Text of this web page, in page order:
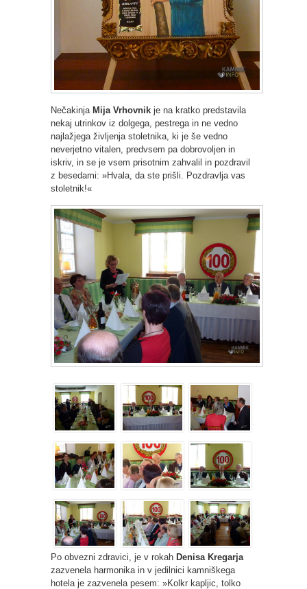
Nečakinja Mija Vrhovnik je na kratko predstavila
nekaj utrinkov iz dolgega, pestrega in ne vedno
najlažjega življenja stoletnika, ki je še vedno
neverjetno vitalen, predvsem pa dobrovoljen in
iskriv, in se je vsem prisotnim zahvalil in pozdravil
z besedami: »Hvala, da ste prišli. Pozdravlja vas
stoletnik!«
Po obvezni zdravici, je v rokah Denisa Kregarja
zazvenela harmonika in v jedilnici kamniškega
hotela je zazvenela pesem: »Kolkr kapljic, tolko